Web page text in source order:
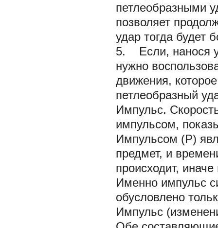
петлеобразными
позволяет
удар тогда будет
5. Если, нанося
нужно
движения,
петлеобразный
Импульс.
импульсом,
Импульсом (P)
предмет, и
происходит,
Именно импульс
обусловлено
Импульс